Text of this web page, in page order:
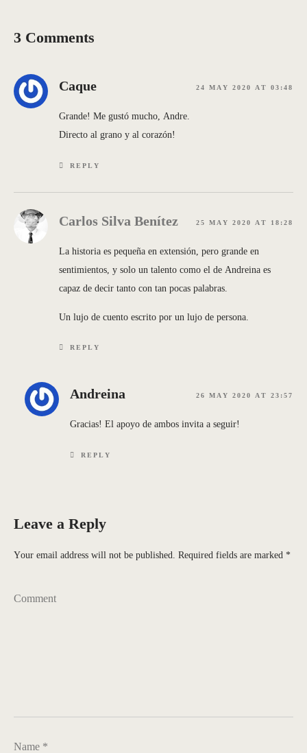
3 Comments
Caque 24 MAY 2020 AT 03:48
Grande! Me gustó mucho, Andre.
Directo al grano y al corazón!
REPLY
Carlos Silva Benítez 25 MAY 2020 AT 18:28
La historia es pequeña en extensión, pero grande en
sentimientos, y solo un talento como el de Andreina es
capaz de decir tanto con tan pocas palabras.
Un lujo de cuento escrito por un lujo de persona.
REPLY
Andreina 26 MAY 2020 AT 23:57
Gracias! El apoyo de ambos invita a seguir!
REPLY
Leave a Reply
Your email address will not be published. Required fields are marked *
Comment
Name *